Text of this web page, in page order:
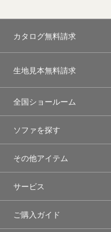
カタログ無料請求
生地見本無料請求
全国ショールーム
ソファを探す
その他アイテム
サービス
ご購入ガイド